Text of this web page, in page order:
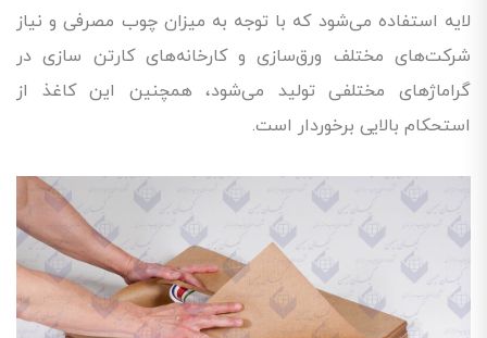
لایه استفاده می‌شود که با توجه به میزان چوب مصرفی و نیاز
شرکت‌های مختلف ورق‌سازی و کارخانه‌های کارتن سازی در
گراماژهای مختلفی تولید می‌شود، همچنین این کاغذ از
استحکام بالایی برخوردار است.